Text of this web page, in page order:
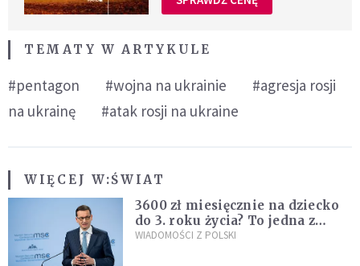
TEMATY W ARTYKULE
#pentagon #wojna na ukrainie
#agresja rosji
na ukrainę
#atak rosji na ukraine
WIĘCEJ W:ŚWIAT
3600 zł miesięcznie na dziecko
do 3. roku życia? To jedna z
propozycji programu "Rozwój
WIADOMOŚCI Z POLSKI